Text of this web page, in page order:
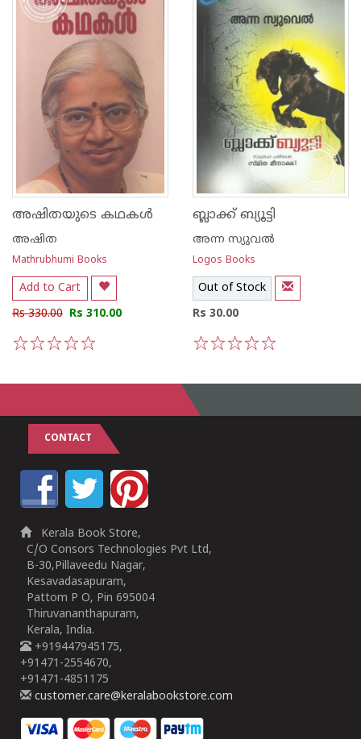
അഷിതയുടെ കഥകള്‍
അഷിത
Mathrubhumi Books
Add to Cart
Rs 330.00 Rs 310.00
ബ്ലാക്ക് ബ്യൂട്ടി
അന്ന സ്യുവല്‍
Logos Books
Out of Stock
Rs 30.00
CONTACT
Kerala Book Store,
C/O Consors Technologies Pvt Ltd,
B-30,Pillaveedu Nagar,
Kesavadasapuram,
Pattom P O, Pin 695004
Thiruvananthapuram,
Kerala, India.
+919447945175,
+91471-2554670,
+91471-4851175
customer.care@keralabookstore.com